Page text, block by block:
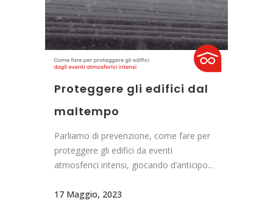
Proteggere gli edifici dal
maltempo
Parliamo di prevenzione, come fare per
proteggere gli edifici da eventi
atmosferici intensi, giocando d’anticipo...
17 Maggio, 2023